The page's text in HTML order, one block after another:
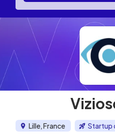
Lille, France
Startup